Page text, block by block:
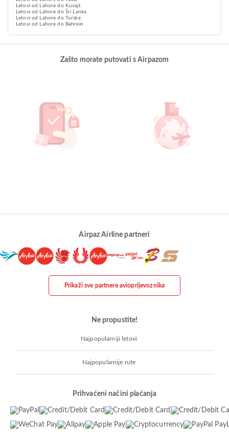
Letovi od Lahore do Kuvajt
Letovi od Lahore do Šri Lanka
Letovi od Lahore do Turska
Letovi od Lahore do Bahrein
Zašto morate putovati s Airpazom
Airpaz Airline partneri
Prikaži sve partnere avioprijevoznika
Ne propustite!
Najpopularniji letovi
Najpopularnije rute
Prihvaćeni načini plaćanja